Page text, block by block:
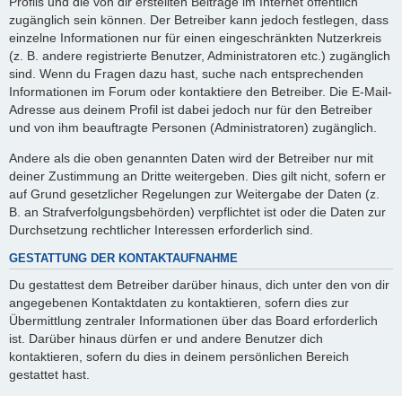
zugänglich sein können. Der Betreiber kann jedoch festlegen, dass
einzelne Informationen nur für einen eingeschränkten Nutzerkreis
(z. B. andere registrierte Benutzer, Administratoren etc.) zugänglich
sind. Wenn du Fragen dazu hast, suche nach entsprechenden
Informationen im Forum oder kontaktiere den Betreiber. Die E-Mail-
Adresse aus deinem Profil ist dabei jedoch nur für den Betreiber
und von ihm beauftragte Personen (Administratoren) zugänglich.
Andere als die oben genannten Daten wird der Betreiber nur mit
deiner Zustimmung an Dritte weitergeben. Dies gilt nicht, sofern er
auf Grund gesetzlicher Regelungen zur Weitergabe der Daten (z.
B. an Strafverfolgungsbehörden) verpflichtet ist oder die Daten zur
Durchsetzung rechtlicher Interessen erforderlich sind.
GESTATTUNG DER KONTAKTAUFNAHME
Du gestattest dem Betreiber darüber hinaus, dich unter den von dir
angegebenen Kontaktdaten zu kontaktieren, sofern dies zur
Übermittlung zentraler Informationen über das Board erforderlich
ist. Darüber hinaus dürfen er und andere Benutzer dich
kontaktieren, sofern du dies in deinem persönlichen Bereich
gestattet hast.